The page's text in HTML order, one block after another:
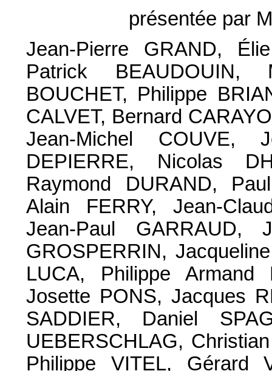
présentée par
Jean-Pierre GRAND,
Patrick BEAUDOUIN,
BOUCHET, Philippe
CALVET, Bernard
Jean-Michel COUVE,
DEPIERRE, Nicolas
Raymond DURAND,
Alain FERRY, Jean-
Jean-Paul GARRAUD,
GROSPERRIN,
LUCA, Philippe Armand
Josette PONS, Jacques
SADDIER, Daniel
UEBERSCHLAG,
Philippe VITEL, Gérard